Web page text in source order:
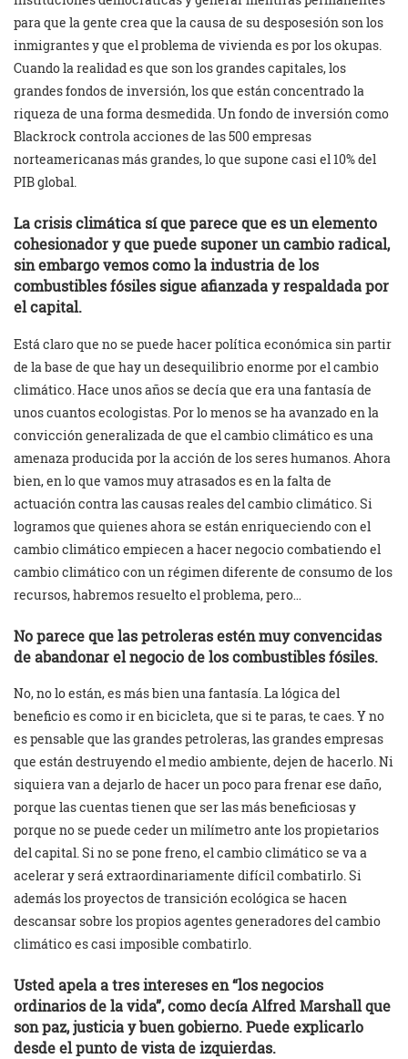
para que la gente crea que la causa de su desposesión son los
inmigrantes y que el problema de vivienda es por los okupas.
Cuando la realidad es que son los grandes capitales, los
grandes fondos de inversión, los que están concentrado la
riqueza de una forma desmedida. Un fondo de inversión como
Blackrock controla acciones de las 500 empresas
norteamericanas más grandes, lo que supone casi el 10% del
PIB global.
La crisis climática sí que parece que es un elemento
cohesionador y que puede suponer un cambio radical,
sin embargo vemos como la industria de los
combustibles fósiles sigue afianzada y respaldada por
el capital.
Está claro que no se puede hacer política económica sin partir
de la base de que hay un desequilibrio enorme por el cambio
climático. Hace unos años se decía que era una fantasía de
unos cuantos ecologistas. Por lo menos se ha avanzado en la
convicción generalizada de que el cambio climático es una
amenaza producida por la acción de los seres humanos. Ahora
bien, en lo que vamos muy atrasados es en la falta de
actuación contra las causas reales del cambio climático. Si
logramos que quienes ahora se están enriqueciendo con el
cambio climático empiecen a hacer negocio combatiendo el
cambio climático con un régimen diferente de consumo de los
recursos, habremos resuelto el problema, pero…
No parece que las petroleras estén muy convencidas
de abandonar el negocio de los combustibles fósiles.
No, no lo están, es más bien una fantasía. La lógica del
beneficio es como ir en bicicleta, que si te paras, te caes. Y no
es pensable que las grandes petroleras, las grandes empresas
que están destruyendo el medio ambiente, dejen de hacerlo. Ni
siquiera van a dejarlo de hacer un poco para frenar ese daño,
porque las cuentas tienen que ser las más beneficiosas y
porque no se puede ceder un milímetro ante los propietarios
del capital. Si no se pone freno, el cambio climático se va a
acelerar y será extraordinariamente difícil combatirlo. Si
además los proyectos de transición ecológica se hacen
descansar sobre los propios agentes generadores del cambio
climático es casi imposible combatirlo.
Usted apela a tres intereses en “los negocios
ordinarios de la vida”, como decía Alfred Marshall que
son paz, justicia y buen gobierno. Puede explicarlo
desde el punto de vista de izquierdas.